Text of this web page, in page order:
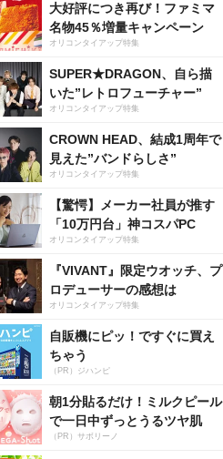
大好評につき再び！ファミマ
名物45％増量キャンペーン
オリコンタイアップ特集
SUPER★DRAGON、自ら描
いた”レトロフューチャー”
オリコンタイアップ特集
CROWN HEAD、結成1周年で
見えた”バンドらしさ”
オリコンタイアップ特集
【驚愕】メーカー社員が推す
「10万円台」神コスパPC
オリコンタイアップ特集
『VIVANT』限定ウオッチ、プ
ロデューサーの感想は
オリコンタイアップ特集
自販機にピッ！ですぐに買え
ちゃう
（PR）ジハンピ
朝1分貼るだけ！ミルクピール
で一日中ずっとうるツヤ肌
（PR）サボリーノ